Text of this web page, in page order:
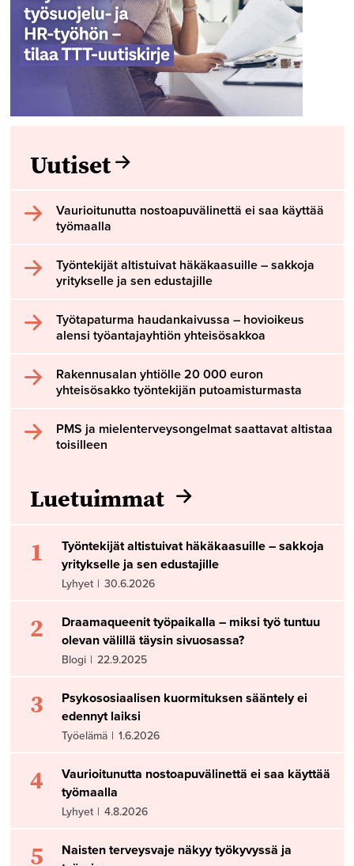
Uutiset
Vaurioitunutta nostoapuvälinettä ei saa käyttää
työmaalla
Työntekijät altistuivat häkäkaasuille – sakkoja
yritykselle ja sen edustajille
Työtapaturma haudankaivussa – hovioikeus
alensi työantajayhtiön yhteisösakkoa
Rakennusalan yhtiölle 20 000 euron
yhteisösakko työntekijän putoamisturmasta
PMS ja mielenterveysongelmat saattavat altistaa
toisilleen
Luetuimmat
1
Työntekijät altistuivat häkäkaasuille – sakkoja
yritykselle ja sen edustajille
Lyhyet | 30.6.2026
2
Draamaqueenit työpaikalla – miksi työ tuntuu
olevan välillä täysin sivuosassa?
Blogi | 22.9.2025
3
Psykososiaalisen kuormituksen sääntely ei
edennyt laiksi
Työelämä | 1.6.2026
4
Vaurioitunutta nostoapuvälinettä ei saa käyttää
työmaalla
Lyhyet | 4.8.2026
5
Naisten terveysvaje näkyy työkyvyssä ja